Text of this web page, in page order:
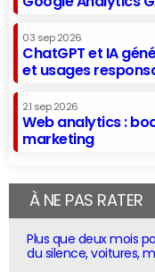
03 sep 2026
ChatGPT et IA
et usages
21 sep 2026
Web analytics :
marketing
À NE PAS RATER
Plus que deux mois
du silence, voitures,